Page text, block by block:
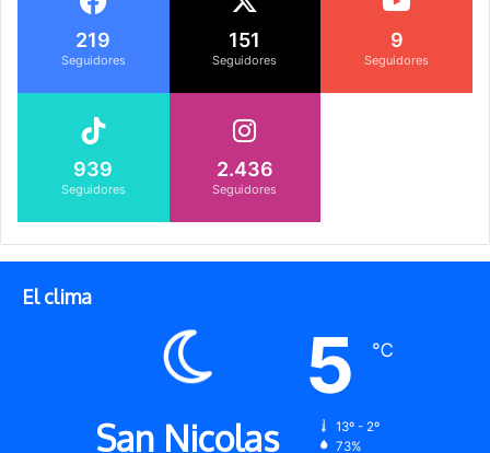
219
Seguidores
151
Seguidores
9
Seguidores
939
Seguidores
2.436
Seguidores
El clima
San Nicolas
5 ℃
13º - 2º
73%